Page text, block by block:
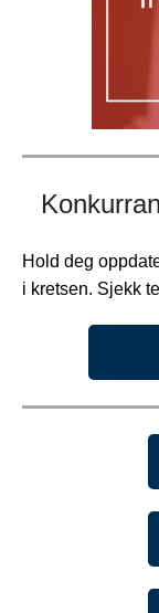
Hold deg
i kretsen. Sjekk